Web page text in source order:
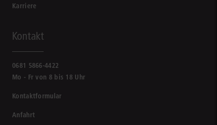
Karriere
Kontakt
0681 5866-4422
Mo - Fr von 8 bis 18 Uhr
Kontaktformular
Anfahrt